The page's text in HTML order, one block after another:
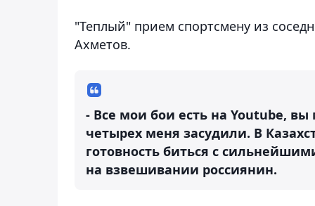
"Теплый" прием спортсмену из
Ахметов.
- Все мои бои есть на Youtube, вы
четырех меня засудили. В
готовность биться с
на взвешивании россиянин.